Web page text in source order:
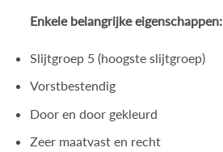
Enkele belangrijke eigenschappen:
Slijtgroep 5 (hoogste slijtgroep)
Vorstbestendig
Door en door gekleurd
Zeer maatvast en recht